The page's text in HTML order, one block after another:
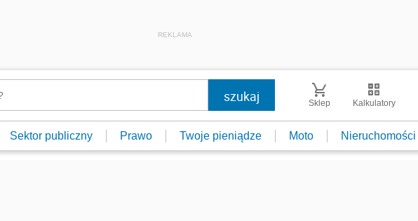
REKLAMA
Sklep Kalkulatory
Sektor publiczny Prawo Twoje pieniądze Moto Nieruchomości